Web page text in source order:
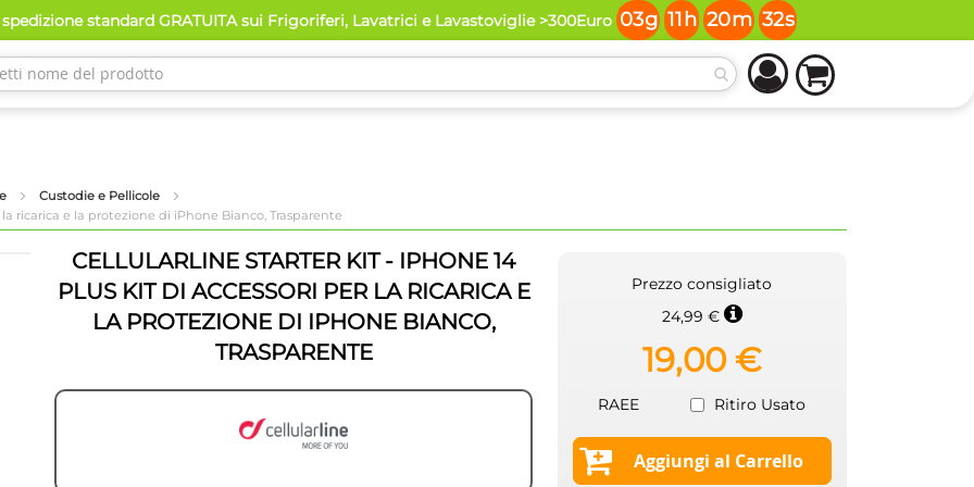
standard GRATUITA sui Frigoriferi, Lavatrici e Lavastoviglie >300Euro 03g 11 h 20m 32s
Custodie e Pellicole
ricarica e la protezione di iPhone Bianco, Trasparente
CELLULARLINE STARTER KIT - IPHONE 14
PLUS KIT DI ACCESSORI PER LA RICARICA E
LA PROTEZIONE DI IPHONE BIANCO,
TRASPARENTE
Prezzo consigliato
24,99 €
19,00 €
RAEE Ritiro Usato
Aggiungi al Carrello